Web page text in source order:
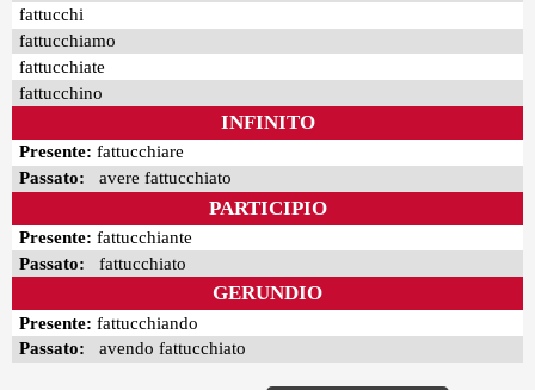
fattucchi
fattucchiamo
fattucchiate
fattucchino
INFINITO
Presente: fattucchiare
Passato: avere fattucchiato
PARTICIPIO
Presente: fattucchiante
Passato: fattucchiato
GERUNDIO
Presente: fattucchiando
Passato: avendo fattucchiato